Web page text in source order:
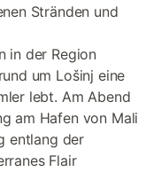
Stränden und
in der Region
um Lošinj eine
lebt. Am Abend
am Hafen von Mali
entlang der
Flair